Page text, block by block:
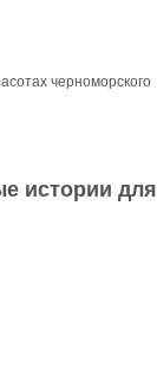
черноморского
истории для